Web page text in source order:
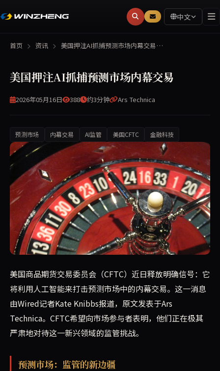
中文
首页 资讯 美国押注AI抓捕预测市场内幕交易…
美国押注AI抓捕预测市场内幕交易
2026年05月16日 388 约3分钟 Ars Technica
预测市场 内幕交易 AI监管 美国CFTC 金融科技
美国商品期货交易委员会（CFTC）正严肃对待预测市场中
美国商品期货交易委员会（CFTC）近日释放明确信号：它
将利用人工智能来打击预测市场中的内幕交易。这一消息
由Wired记者Kate Knibbs报道，原文发表于Ars
Technica。CFTC希望向市场参与者表明，他们正在极其
严肃地对待这一新兴领域的监管挑战。
预测市场：监管的新边疆